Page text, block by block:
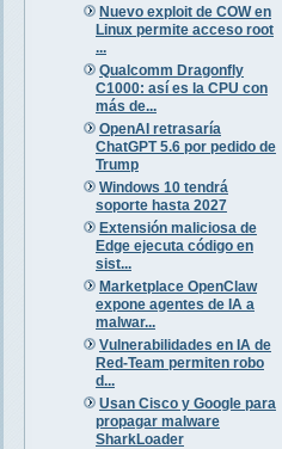
Nuevo exploit de COW en
Linux permite acceso root
...
Qualcomm Dragonfly
C1000: así es la CPU con
más de...
OpenAI retrasaría
ChatGPT 5.6 por pedido de
Trump
Windows 10 tendrá
soporte hasta 2027
Extensión maliciosa de
Edge ejecuta código en
sist...
Marketplace OpenClaw
expone agentes de IA a
malwar...
Vulnerabilidades en IA de
Red-Team permiten robo
d...
Usan Cisco y Google para
propagar malware
SharkLoader